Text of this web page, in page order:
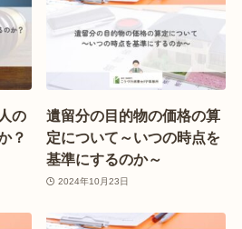
の
？
遺留分の目的物の価格の算
定について～いつの時点を
基準にするのか～
2024年10月23日